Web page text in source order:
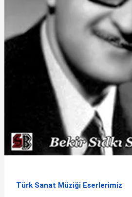
Türk Sanat Müziği Eserlerimiz